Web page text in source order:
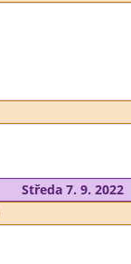
Středa 7. 9. 2022